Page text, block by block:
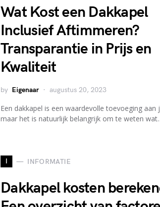
Wat Kost een Dakkapel
Inclusief Aftimmeren?
Transparantie in Prijs en
Kwaliteit
by Eigenaar augustus 20, 2023
Een dakkapel is een waardevolle toevoeging aan
maar het is natuurlijk belangrijk om te weten
I INFORMATIE
Dakkapel kosten